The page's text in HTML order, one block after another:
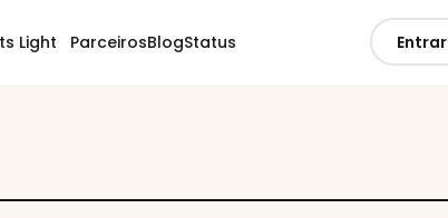
Light ParceirosBlogStatus Entrar